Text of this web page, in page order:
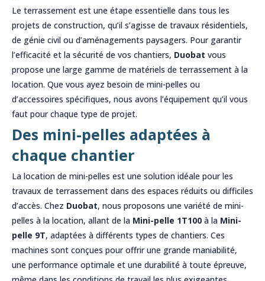
Le terrassement est une étape essentielle dans tous les
projets de construction, qu’il s’agisse de travaux résidentiels,
de génie civil ou d’aménagements paysagers. Pour garantir
l’efficacité et la sécurité de vos chantiers, Duobat vous
propose une large gamme de matériels de terrassement à la
location. Que vous ayez besoin de mini-pelles ou
d’accessoires spécifiques, nous avons l’équipement qu’il vous
faut pour chaque type de projet.
Des mini-pelles adaptées à
chaque chantier
La location de mini-pelles est une solution idéale pour les
travaux de terrassement dans des espaces réduits ou difficiles
d’accès. Chez Duobat, nous proposons une variété de mini-
pelles à la location, allant de la Mini-pelle 1T100 à la Mini-
pelle 9T, adaptées à différents types de chantiers. Ces
machines sont conçues pour offrir une grande maniabilité,
une performance optimale et une durabilité à toute épreuve,